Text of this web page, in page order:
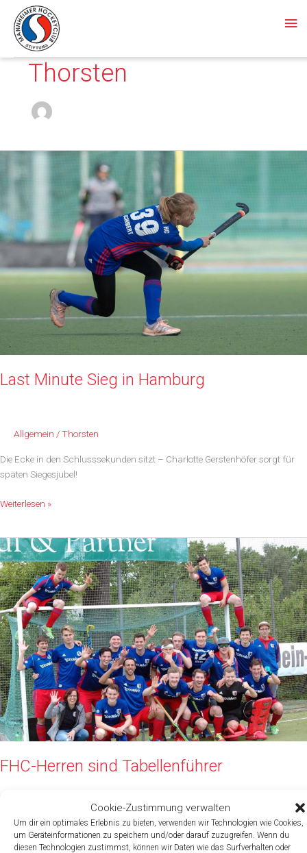
Cookie-Zustimmung verwalten
Um dir ein optimales Erlebnis zu bieten, verwenden wir Technologien wie Cookies,
um Geräteinformationen zu speichern und/oder darauf zuzugreifen. Wenn du
diesen Technologien zustimmst, können wir Daten wie das Surfverhalten oder
Thorsten
Last Minute Sieg in Hamburg
Allgemein /Thorsten
Die Ecke in den Schlusssekunden sitzt – Charlotte Gerstenhöfer sorgt für
späten Siegesjubel!
Last
in
Hamburg
Weiterlesen »
FHC-Herren sind Tabellenführer
Allgemein/Thorsten
Gelungener Einstand für den neuen FHC-Herrencoach Sebastian Blink –